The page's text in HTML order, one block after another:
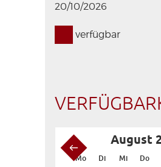
20/10/2026
verfügbar
August
Mo Di Mi Do